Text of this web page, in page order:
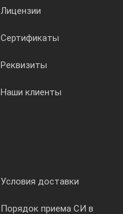
Лицензии
Сертификаты
Реквизиты
Наши клиенты
Условия доставки
Порядок приема СИ в